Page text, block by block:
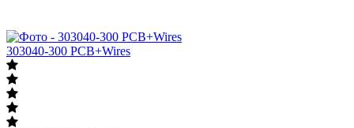
303040-300 PCB+Wires